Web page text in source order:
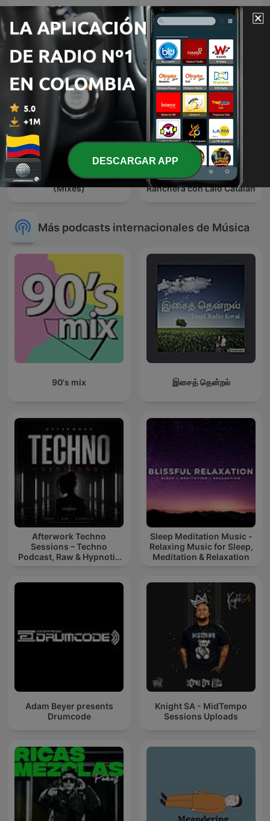
BOLEROS EN VOCES
SALSERAS
Solo Salsa
Mezclas Viejo Chucho Dj
(Mixes)
Programa de Música
Ranchera con Lalo Catalán
Más podcasts internacionales de Música
90's mix இசைத் தென்றல்
Afterwork Techno
Sessions – Techno
Podcast, Raw & Hypnotic
Sleep Meditation Music -
Relaxing Music for Sleep,
Meditation & Relaxation
Adam Beyer presents
Drumcode
Knight SA - MidTempo
Sessions Uploads
DESCARGAR APP